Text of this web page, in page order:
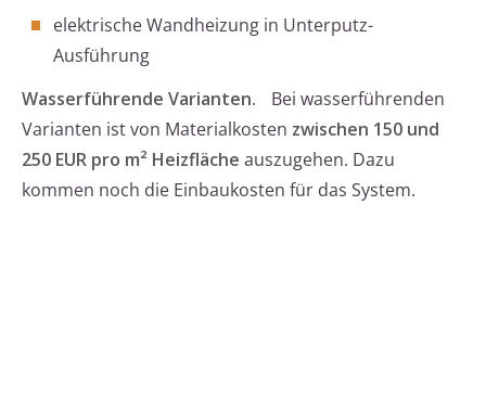
elektrische Wandheizung in Unterputz-
Ausführung
Wasserführende Varianten.
Bei wasserführenden
Varianten ist von Materialkosten zwischen 150 und
250 EUR pro m² Heizfläche auszugehen. Dazu
kommen noch die Einbaukosten für das System.